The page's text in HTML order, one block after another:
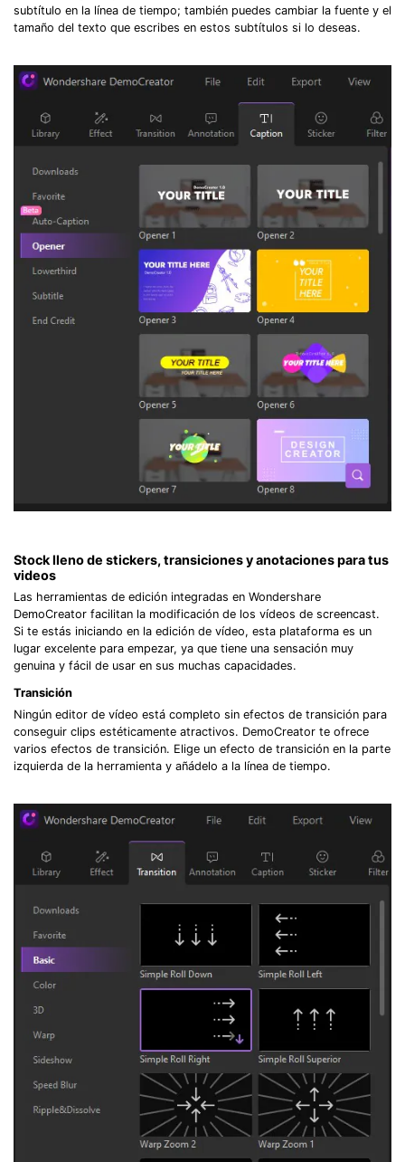
subtítulo en la línea de tiempo; también puedes cambiar la fuente y el
tamaño del texto que escribes en estos subtítulos si lo deseas.
Stock lleno de stickers, transiciones y anotaciones para tus
videos
Las herramientas de edición integradas en Wondershare
DemoCreator facilitan la modificación de los vídeos de screencast.
Si te estás iniciando en la edición de vídeo, esta plataforma es un
lugar excelente para empezar, ya que tiene una sensación muy
genuina y fácil de usar en sus muchas capacidades.
Transición
Ningún editor de vídeo está completo sin efectos de transición para
conseguir clips estéticamente atractivos. DemoCreator te ofrece
varios efectos de transición. Elige un efecto de transición en la parte
izquierda de la herramienta y añádelo a la línea de tiempo.